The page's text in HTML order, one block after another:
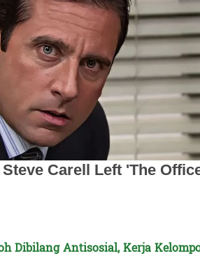
Dibilang Antisosial, Kerja